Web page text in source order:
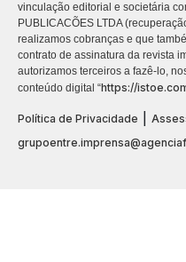
vinculação editorial e societária
PUBLICACÕES LTDA
realizamos cobranças e que
contrato de assinatura da revista
autorizamos terceiros a fazê-lo,
conteúdo digital “https://
Política de Privacidade